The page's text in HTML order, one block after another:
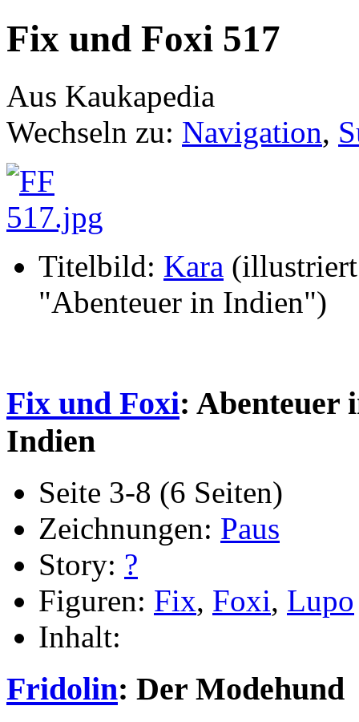
Fix und Foxi 517
Aus Kaukapedia
Wechseln zu: Navigation,
Titelbild: Kara (illustriert
"Abenteuer in Indien")
Fix und Foxi: Abenteuer
Indien
Seite 3-8 (6 Seiten)
Zeichnungen: Paus
Story: ?
Figuren: Fix, Foxi, Lupo
Inhalt:
Fridolin: Der Modehund